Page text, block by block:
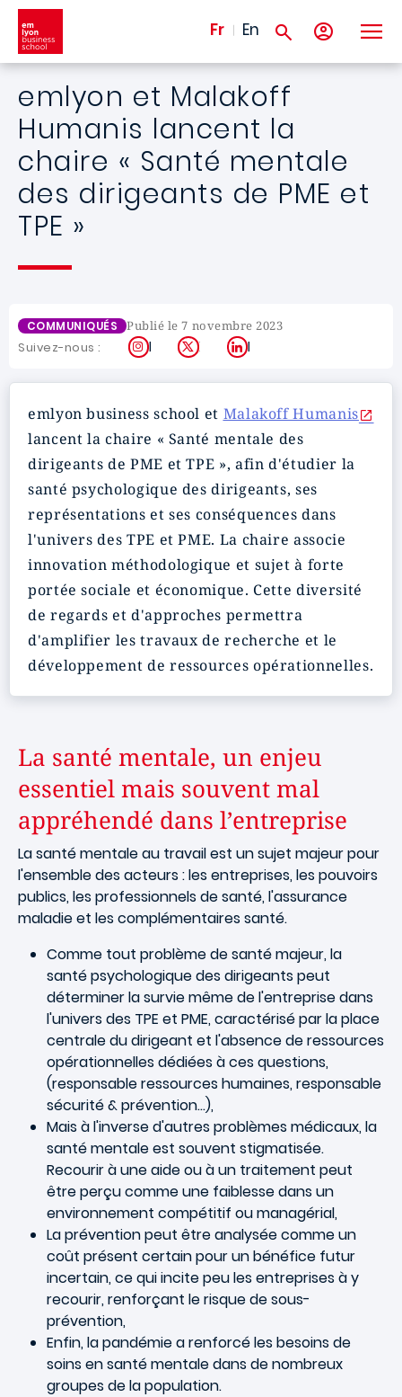
Aller au contenu principal
Fr En
emlyon et Malakoff
Humanis lancent la
chaire « Santé mentale
des dirigeants de PME et
TPE »
COMMUNIQUÉS Publié le 7 novembre 2023
Suivez-nous : Instagram
X LinkedIn
emlyon business school et Malakoff Humanis
lancent la chaire « Santé mentale des
dirigeants de PME et TPE », afin d'étudier la
santé psychologique des dirigeants, ses
représentations et ses conséquences dans
l'univers des TPE et PME. La chaire associe
innovation méthodologique et sujet à forte
portée sociale et économique. Cette diversité
de regards et d'approches permettra
d'amplifier les travaux de recherche et le
développement de ressources opérationnelles.
La santé mentale, un enjeu
essentiel mais souvent mal
appréhendé dans l’entreprise
La santé mentale au travail est un sujet majeur pour
l'ensemble des acteurs : les entreprises, les pouvoirs
publics, les professionnels de santé, l'assurance
maladie et les complémentaires santé.
Comme tout problème de santé majeur, la
santé psychologique des dirigeants peut
déterminer la survie même de l'entreprise dans
l'univers des TPE et PME, caractérisé par la place
centrale du dirigeant et l'absence de ressources
opérationnelles dédiées à ces questions,
(responsable ressources humaines, responsable
sécurité & prévention…),
Mais à l'inverse d'autres problèmes médicaux, la
santé mentale est souvent stigmatisée.
Recourir à une aide ou à un traitement peut
être perçu comme une faiblesse dans un
environnement compétitif ou managérial,
La prévention peut être analysée comme un
coût présent certain pour un bénéfice futur
incertain, ce qui incite peu les entreprises à y
recourir, renforçant le risque de sous-
prévention,
Enfin, la pandémie a renforcé les besoins de
soins en santé mentale dans de nombreux
groupes de la population.